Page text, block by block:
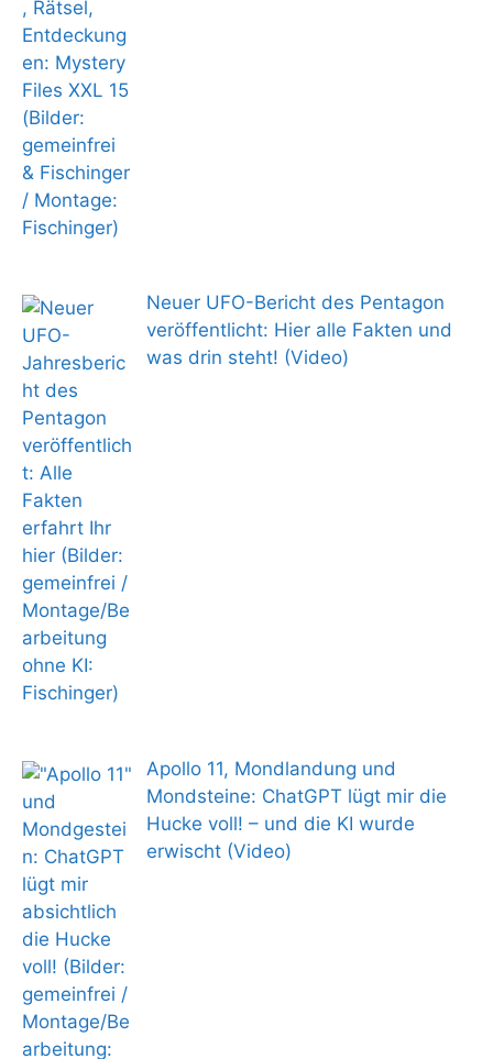
Neuer UFO-Bericht des Pentagon
veröffentlicht: Hier alle Fakten und
was drin steht! (Video)
Apollo 11, Mondlandung und
Mondsteine: ChatGPT lügt mir die
Hucke voll! – und die KI wurde
erwischt (Video)